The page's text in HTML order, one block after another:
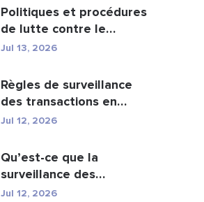
Politiques et procédures
de lutte contre le
blanchiment d’argen...
Jul 13, 2026
Règles de surveillance
des transactions en
matière de lutte cont...
Jul 12, 2026
Qu’est-ce que la
surveillance des
transactions AML et
Jul 12, 2026